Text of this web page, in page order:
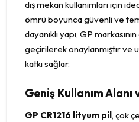
dış mekan kullanımları için
ömrü boyunca güvenli ve
dayanıklı yapı, GP
geçirilerek onaylanmıştır ve
katkı sağlar.
Geniş Kullanım
GP CR1216 lityum pil , çok